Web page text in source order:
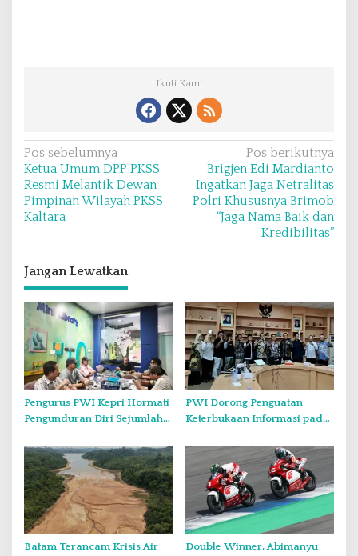
Ikuti Kami
N
a
v
i
a
s
i
p
o
s
Pos sebelumnya
Ketua Umum DPP PKSS
Resmi Melantik Dewan
Pimpinan Wilayah PKSS
Kaltara
Pos berikutnya
Brigjen Edi Mardianto
Ingatkan Jaga Netralitas
Polri Khususnya Brimob
“Jaga Nama Baik dan
Kredibilitas”
Jangan Lewatkan
Pengurus PWI Kepri Hormati
Pengunduran Diri Sejumlah
Administrasi dengan PWI
Pusat
PWI Dorong Penguatan
Keterbukaan Informasi pada
Diskominfo Kepri
Batam Terancam Krisis Air
Double Winner, Abimanyu